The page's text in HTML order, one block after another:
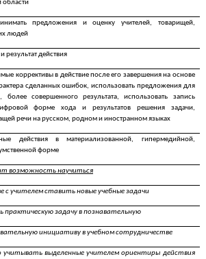
области
предложения и оценку учителей, товарищей,
людей
результат действия
коррективы в действие после его завершения на основе
сделанных ошибок, использовать предложения для
более совершенного результата, использовать запись
форме хода и результатов решения задачи,
речи на русском, родном и иностранном языках
действия в материализованной, гипермедийной,
форме
возможность научиться
с учителем ставить новые учебные задачи
практическую задачу в познавательную
инициативу в учебном сотрудничестве
учитывать выделенные учителем ориентиры действия